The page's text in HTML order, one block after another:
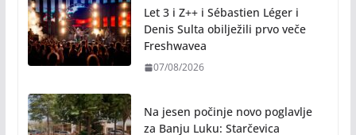
Let 3 i Z++ i Sébastien Léger i
Denis Sulta obilježili prvo veče
Freshwavea
07/08/2026
Na jesen počinje novo poglavlje
za Banju Luku: Starčevica